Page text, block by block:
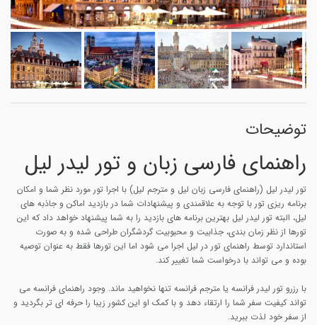
توضیحات
راهنمای فارسی زبان و تور لیدر لیل
تور لیدر لیل (راهنمای فارسی زبان لیل و مترجم لیل) با اجرا تور مورد نظر شما و امکان
برنامه ریزی تور با توجه به علاقمندی و پیشنهادات شما در بازدید اماکن و جاذبه های
لیل، البته تور لیدر لیل بهترین برنامه های بازدید را به شما پیشنهاد خواهد داد که این
تورها از نظر زمان بندی، جذابیت و محبوبیت گردشگران طراحی شده و به صورت
استاندارد توسط راهنمای تور در لیل اجرا می شود اما این تورها فقط به عنوان توصیه
بوده و می تواند با درخواست شما تغییر کند.
با رزرو تور لیدر فرانسه یا مترجم فرانسه تنها نخواهید ماند. وجود راهنمای فرانسه می
تواند کیفیت سفر شما را ارتقاء دهد و با کمک او این کشور زیبا را حرفه ای تر بگردید و
از سفر خود لذت ببرید.